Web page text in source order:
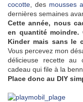
cocotte , des mousses
dernières semaines
Cette année, nous
en quantité moindre.
Kinder mais sans le
Vous percevez mon
délicieuse recette au
cadeau qui file à la
Place donc au DIY